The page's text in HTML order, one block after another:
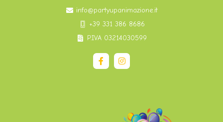
info@partyupanimazione.it
+39 331 386 8686
P.IVA 03214030599